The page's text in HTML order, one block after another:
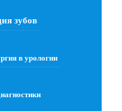
зубов
в урологии